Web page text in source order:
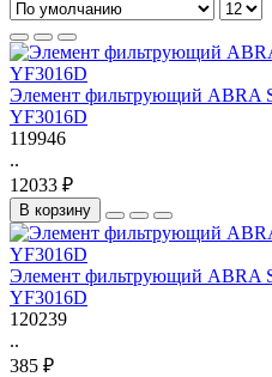
Элемент фильтрующий ABRA
YF3016D
119946
..
12033 ₽
В корзину
Элемент фильтрующий ABRA
YF3016D
120239
..
385 ₽